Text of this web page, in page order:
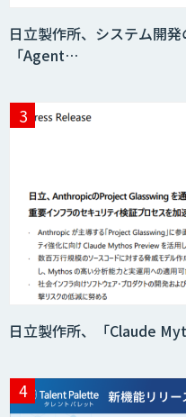
日立製作所、システム開
「Agent…
日立製作所、「Claude